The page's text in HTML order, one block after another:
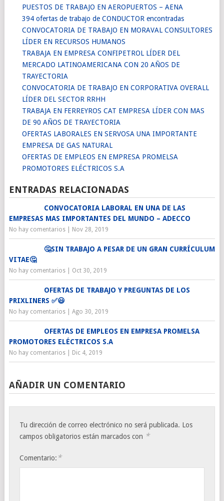
PUESTOS DE TRABAJO EN AEROPUERTOS – AENA
394 ofertas de trabajo de CONDUCTOR encontradas
CONVOCATORIA DE TRABAJO EN MORAVAL CONSULTORES
LÍDER EN RECURSOS HUMANOS
TRABAJA EN EMPRESA CONFIPETROL LÍDER DEL
MERCADO LATINOAMERICANA CON 20 AÑOS DE
TRAYECTORIA
CONVOCATORIA DE TRABAJO EN CORPORATIVA OVERALL
LÍDER DEL SECTOR RRHH
TRABAJA EN FERREYROS CAT EMPRESA LÍDER CON MAS
DE 90 AÑOS DE TRAYECTORIA
OFERTAS LABORALES EN SERVOSA UNA IMPORTANTE
EMPRESA DE GAS NATURAL
OFERTAS DE EMPLEOS EN EMPRESA PROMELSA
PROMOTORES ELÉCTRICOS S.A
ENTRADAS RELACIONADAS
CONVOCATORIA LABORAL EN UNA DE LAS
EMPRESAS MAS IMPORTANTES DEL MUNDO – ADECCO
No hay comentarios| Nov 28, 2019
🤔SIN TRABAJO A PESAR DE UN GRAN CURRÍCULUM
VITAE🤔
No hay comentarios| Oct 30, 2019
OFERTAS DE TRABAJO Y PREGUNTAS DE LOS
PRIXLINERS ✅😃
No hay comentarios| Ago 30, 2019
OFERTAS DE EMPLEOS EN EMPRESA PROMELSA
PROMOTORES ELÉCTRICOS S.A
No hay comentarios| Dic 4, 2019
AÑADIR UN COMENTARIO
Tu dirección de correo electrónico no será publicada. Los
campos obligatorios están marcados con *
Comentario: *